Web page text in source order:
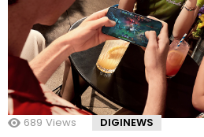
689 Views DIGINEWS